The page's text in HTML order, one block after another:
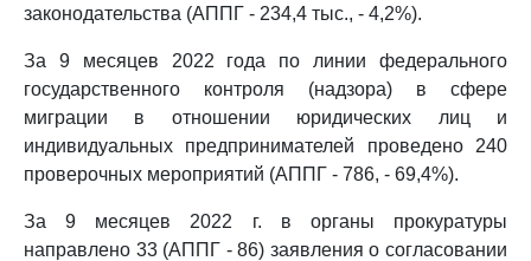
законодательства (АППГ - 234,4 тыс., - 4,2%).
За 9 месяцев 2022 года по линии федерального
государственного контроля (надзора) в сфере
миграции в отношении юридических лиц и
индивидуальных предпринимателей проведено 240
проверочных мероприятий (АППГ - 786, - 69,4%).
За 9 месяцев 2022 г. в органы прокуратуры
направлено 33 (АППГ - 86) заявления о согласовании